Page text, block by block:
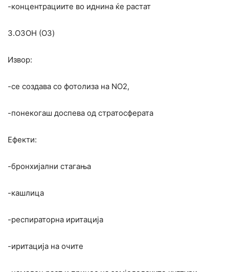
-концентрациите во иднина ќе растат
3.ОЗОН (O3)
Извор:
-се создава со фотолиза на NO2,
-понекогаш доспева од стратосферата
Ефекти:
-бронхијални стагања
-кашлица
-респираторна иритација
-иритација на очите